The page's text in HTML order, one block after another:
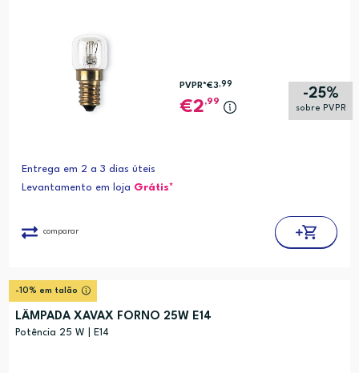
-25%
sobre PVPR
PVPR*€3,99
2,99
Entrega em 2 a 3 dias úteis
Levantamento em loja Grátis*
comparar
-10% em talão
LÂMPADA XAVAX FORNO 25W E14
Potência 25 W | E14